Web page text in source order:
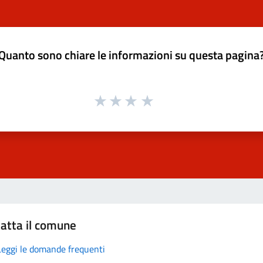
sono chiare le informazioni su questa
il comune
le domande frequenti